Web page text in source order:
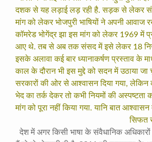
दशक से यह लड़ाई लड़ रही है. सड़क से लेकर
मांग को लेकर भोजपुरी भाषियों ने अपनी आवाज
कॉमरेड भोगेंद्र झा इस मांग को लेकर 1969 में
आए थे. तब से अब तक संसद में इसे लेकर 18
इसके अलावा कई बार ध्यानाकर्षण प्रस्ताव के
काल के दौरान भी इस मुद्दे को सदन में उठाया
सरकारों की ओर से आश्वासन दिया गया, लेकिन
भेद का तर्क देकर तो कभी नियमों की अस्पष्टता
मांग को पूरा नहीं किया गया. यानि बात
सिफत
देश में अगर किसी भाषा के संवैधानिक